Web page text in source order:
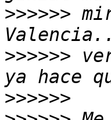
>>>>>>
>>>>>>
>>>>>>